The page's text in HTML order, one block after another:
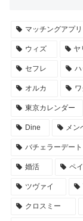
マッチングアプリ
ウィズ ヤ
セフレ
オルカ
東京カレンダー
Dine メン
バチェラーデート
婚活 ペ
ツヴァイ
クロスミー